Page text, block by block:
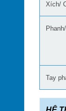
Xích/
Tay